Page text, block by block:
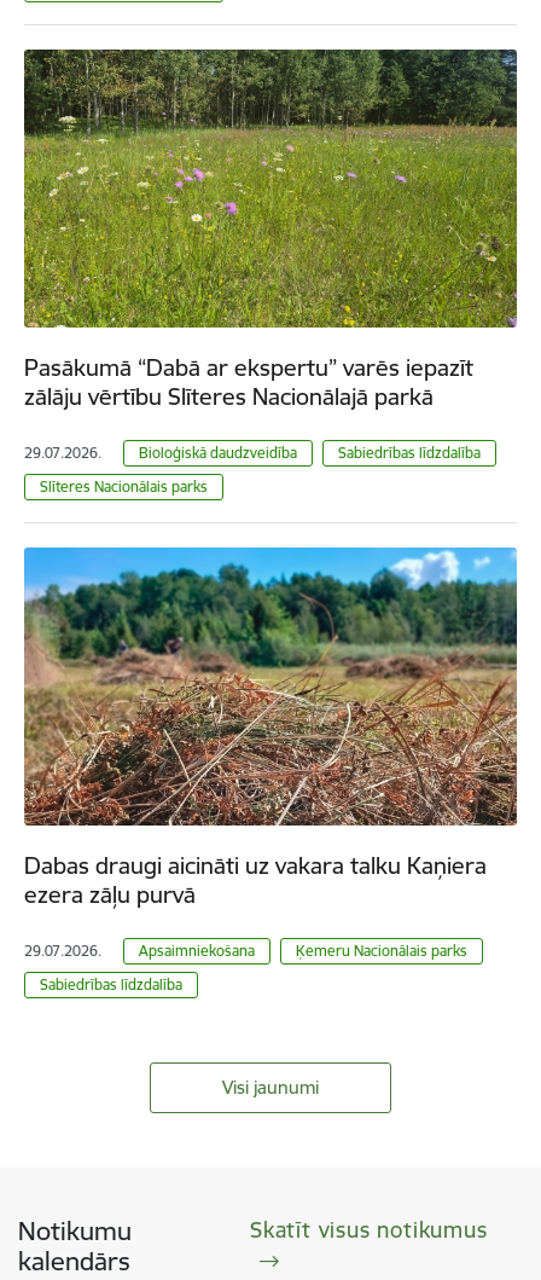
Pasākumā “Dabā ar ekspertu” varēs iepazīt
zālāju vērtību Slīteres Nacionālajā parkā
29.07.2026. Bioloģiskā daudzveidība
Sabiedrības līdzdalība
Slīteres Nacionālais parks
Dabas draugi aicināti uz vakara talku Kaņiera
ezera zāļu purvā
29.07.2026. Apsaimniekošana
Ķemeru Nacionālais parks
Sabiedrības līdzdalība
Visi jaunumi
Notikumu
kalendārs
Skatīt visus notikumus